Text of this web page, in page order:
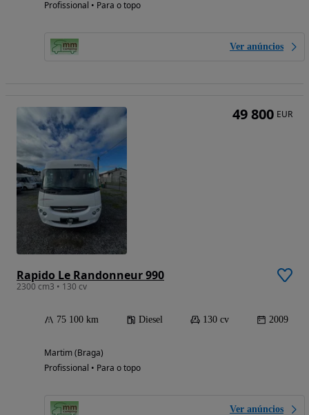
Profissional • Para o topo
Ver anúncios
Rapido Le Randonneur 990
2300 cm3 • 130 cv
75 100 km Diesel 130 cv 2009
Martim (Braga)
Profissional • Para o topo
Ver anúncios
49 800 EUR